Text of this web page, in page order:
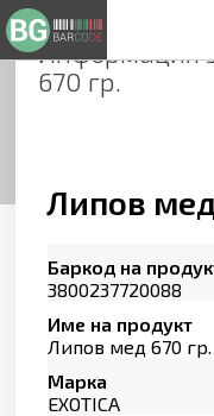
Информация
670 гр.
Липов
Баркод на
3800237720088
Име на продукт
Липов мед 670 гр.
Марка
EXOTICA